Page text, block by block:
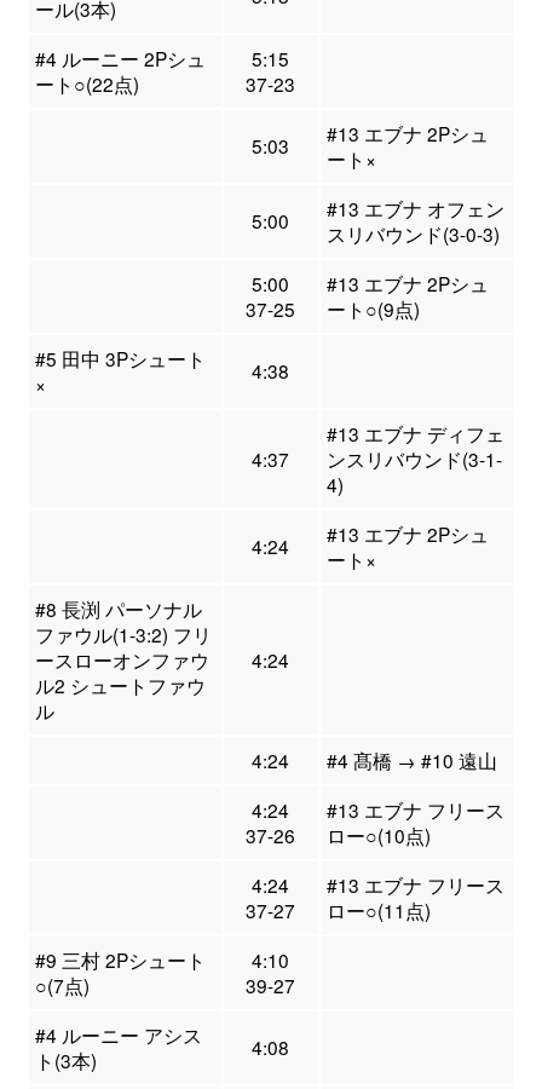
ール(3本)
#4 ルーニー 2Pシュ
ート○(22点)
5:15
37-23
5:03
#13 エブナ 2Pシュ
ート×
5:00
#13 エブナ オフェン
スリバウンド(3-0-3)
5:00
37-25
#13 エブナ 2Pシュ
ート○(9点)
#5 田中 3Pシュート
×
4:38
4:37
#13 エブナ ディフェ
ンスリバウンド(3-1-
4)
4:24
#13 エブナ 2Pシュ
ート×
#8 長渕 パーソナル
ファウル(1-3:2) フリ
ースローオンファウ
ル2 シュートファウ
ル
4:24
4:24
#4 髙橋 → #10 遠山
4:24
37-26
#13 エブナ フリース
ロー○(10点)
4:24
37-27
#13 エブナ フリース
ロー○(11点)
#9 三村 2Pシュート
○(7点)
4:10
39-27
#4 ルーニー アシス
ト(3本)
4:08